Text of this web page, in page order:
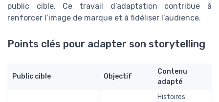
public cible. Ce travail d’adaptation contribue à
renforcer l’image de marque et à fidéliser l’audience.
Points clés pour adapter son storytelling
Public cible Objectif
Contenu
adapté
Histoires